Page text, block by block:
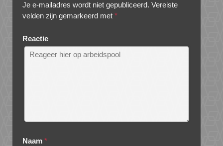
Je e-mailadres wordt niet gepubliceerd. Vereiste
velden zijn gemarkeerd met *
Reactie
Naam *